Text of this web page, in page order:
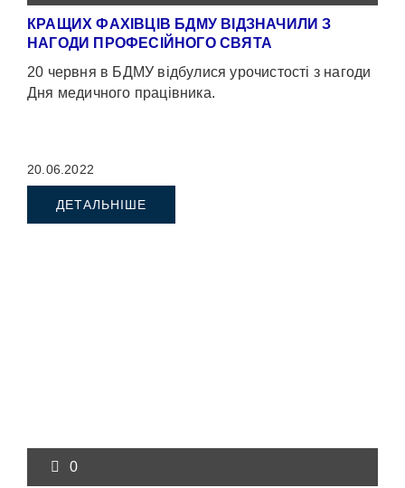
КРАЩИХ ФАХІВЦІВ БДМУ ВІДЗНАЧИЛИ З
НАГОДИ ПРОФЕСІЙНОГО СВЯТА
20 червня в БДМУ відбулися урочистості з нагоди
Дня медичного працівника.
20.06.2022
ДЕТАЛЬНІШЕ
0